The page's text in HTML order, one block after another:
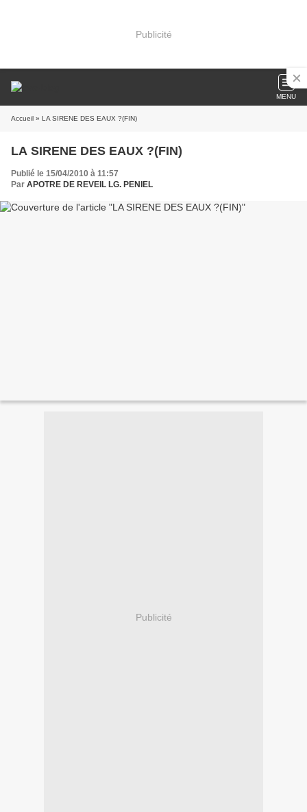
Publicité
MENU
Accueil » LA SIRENE DES EAUX ?(FIN)
LA SIRENE DES EAUX ?(FIN)
Publié le 15/04/2010 à 11:57
Par APOTRE DE REVEIL LG. PENIEL
Publicité